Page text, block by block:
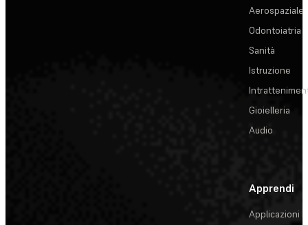
Aerospaziale
Odontoiatria
Sanità
Istruzione
Gioielleria
Audio
Apprendi
Applicazioni